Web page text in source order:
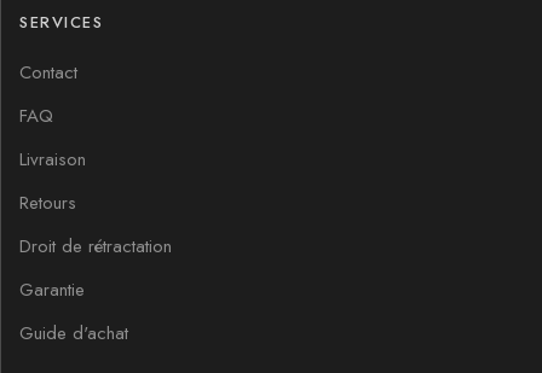
SERVICES
Contact
FAQ
Livraison
Retours
Droit de rétractation
Garantie
Guide d'achat